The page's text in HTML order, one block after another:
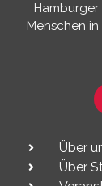
Menschen
Über
Über